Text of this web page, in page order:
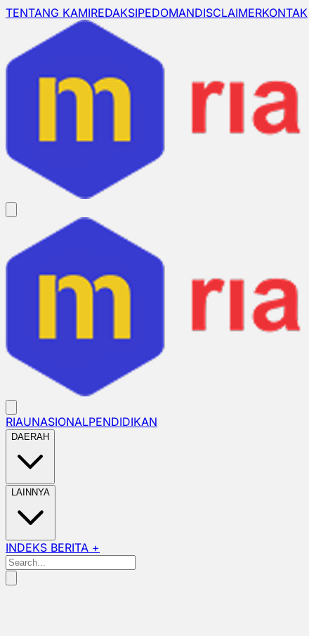
TENTANG KAMIREDAKSIPEDOMANDISCLAIMERKONTAK
RIAUNASIONALPENDIDIKAN
DAERAH
LAINNYA
INDEKS BERITA +